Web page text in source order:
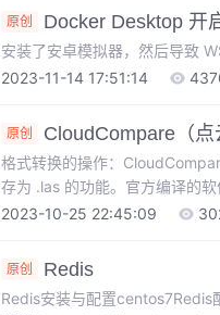
要快四倍以上。
原创 Docker Desktop 开
安装了安卓模拟器，然后导致
2023-11-14 17:51:14
原创 CloudCompare（点
格式转换的操作：
存为 .las 的功能。官方编译的
2023-10-25 22:45:09
原创 Redis
Redis安装与配置